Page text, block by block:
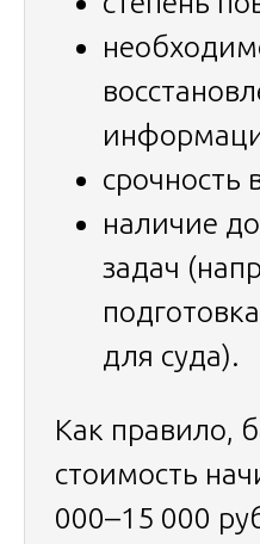
срочность
наличие
задач
для суда).
Как правило,
стоимость
000–15 000